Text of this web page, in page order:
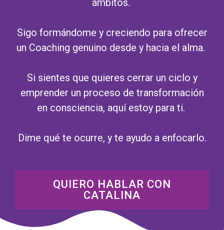
ámbitos.
Sigo formándome y creciendo para ofrecer
un Coaching genuino desde y hacia el alma.
Si sientes que quieres cerrar un ciclo y
emprender un proceso de transformación
en consciencia, aquí estoy para ti.
Dime qué te ocurre, y te ayudo a enfocarlo.
QUIERO HABLAR CON
CATALINA